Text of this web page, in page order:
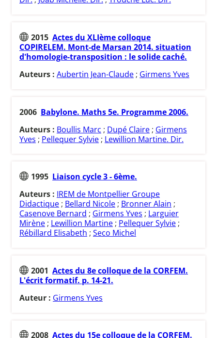
2015 Actes du XLIème colloque
COPIRELEM. Mont-de Marsan 2014. situation
d'homologie-transposition : le solide caché.
Auteurs : Aubertin Jean-Claude ; Girmens Yves
2006 Babylone. Maths 5e. Programme 2006.
Auteurs : Boullis Marc ; Dupé Claire ; Girmens
Yves ; Pellequer Sylvie ; Lewillion Martine. Dir.
1995 Liaison cycle 3 - 6ème.
Auteurs : IREM de Montpellier Groupe
Didactique ; Bellard Nicole ; Bronner Alain ;
Casenove Bernard ; Girmens Yves ; Larguier
Mirène ; Lewillion Martine ; Pellequer Sylvie ;
Rébillard Elisabeth ; Seco Michel
2001 Actes du 8e colloque de la CORFEM.
L'écrit formatif. p. 14-21.
Auteur : Girmens Yves
2008 Actes du 15e colloque de la CORFEM.